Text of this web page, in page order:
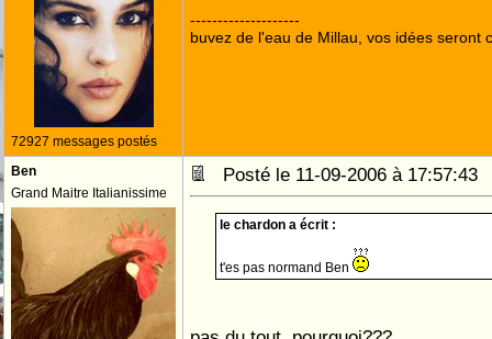
72927 messages postés
--------------------
buvez de l'eau de Millau, vos idées seront
Ben
Grand Maitre Italianissime
Posté le 11-09-2006 à
le chardon a écrit :
t'es pas normand Ben